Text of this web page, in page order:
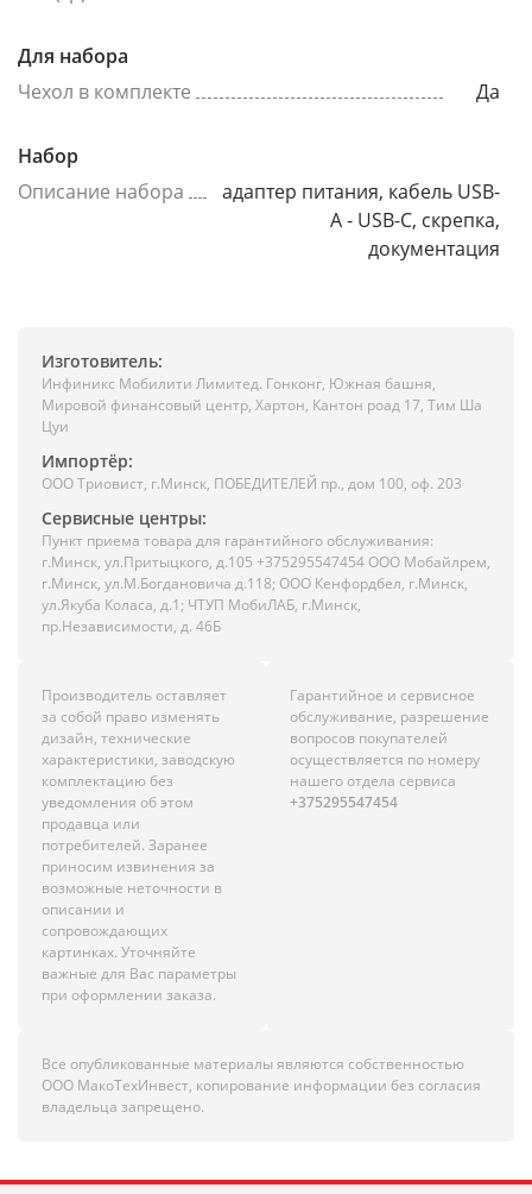
Для набора
Чехол в комплекте
Да
Набор
Описание набора
адаптер питания, кабель USB-
A - USB-C, скрепка,
документация
Изготовитель:
Инфиникс Мобилити Лимитед. Гонконг, Южная башня,
Мировой финансовый центр, Хартон, Кантон роад 17, Тим Ша
Цуи
Импортёр:
ООО Триовист, г.Минск, ПОБЕДИТЕЛЕЙ пр., дом 100, оф. 203
Сервисные центры:
Пункт приема товара для гарантийного обслуживания:
г.Минск, ул.Притыцкого, д.105 +375295547454 ООО Мобайлрем,
г.Минск, ул.М.Богдановича д.118; ООО Кенфордбел, г.Минск,
ул.Якуба Коласа, д.1; ЧТУП МобиЛАБ, г.Минск,
пр.Независимости, д. 46Б
Производитель оставляет
за собой право изменять
дизайн, технические
характеристики, заводскую
комплектацию без
уведомления об этом
продавца или
потребителей. Заранее
приносим извинения за
возможные неточности в
описании и
сопровождающих
картинках. Уточняйте
важные для Вас параметры
при оформлении заказа.
Гарантийное и сервисное
обслуживание, разрешение
вопросов покупателей
осуществляется по номеру
нашего отдела сервиса
+375295547454
Все опубликованные материалы являются собственностью
ООО МакоТехИнвест, копирование информации без согласия
владельца запрещено.